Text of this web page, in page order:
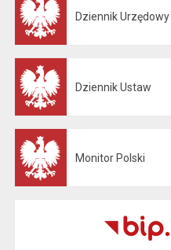
Dziennik
Dziennik Ustaw
Monitor Polski